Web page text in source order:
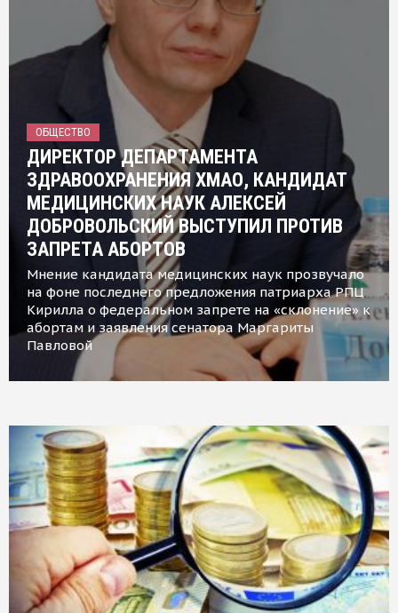
ОБЩЕСТВО
ДИРЕКТОР ДЕПАРТАМЕНТА
ЗДРАВООХРАНЕНИЯ ХМАО, КАНДИДАТ
МЕДИЦИНСКИХ НАУК АЛЕКСЕЙ
ДОБРОВОЛЬСКИЙ ВЫСТУПИЛ ПРОТИВ
ЗАПРЕТА АБОРТОВ
Мнение кандидата медицинских наук прозвучало
на фоне последнего предложения патриарха РПЦ
Кирилла о федеральном запрете на «склонение» к
абортам и заявления сенатора Маргариты
Павловой